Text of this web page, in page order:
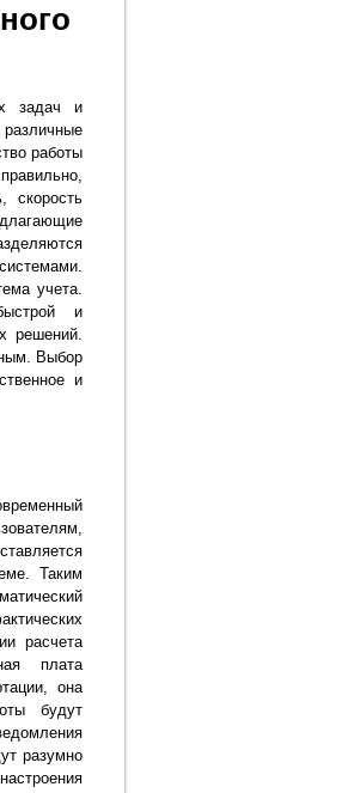
задач и
работы
скорость
учета.
и
решений.
Выбор
и
Таким
расчета
плата
она
будут
разумно